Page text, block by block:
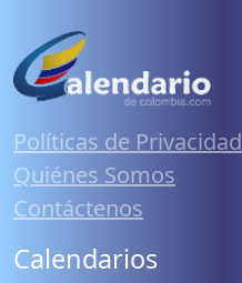
Políticas de Privacidad
Quiénes Somos
Contáctenos
Calendarios